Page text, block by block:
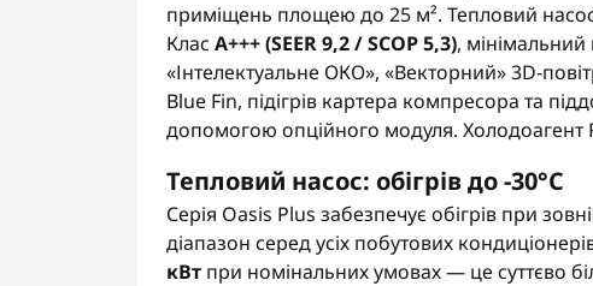
приміщень площею до 25 м². Тепловий
Клас A+++ (SEER 9,2 / SCOP 5,3),
«Інтелектуальне ОКО», «Векторний» 3D-
Blue Fin, підігрів картера компресора та
допомогою опційного модуля. Холодоагент
Тепловий насос: обігрів до -30°C
Серія Oasis Plus забезпечує обігрів при
діапазон серед усіх побутових
кВт при номінальних умовах — це суттєво